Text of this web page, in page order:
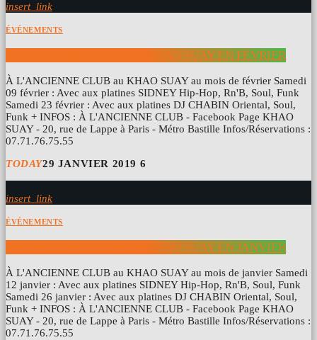
insert_link
ÉVÉNEMENTS
À L’ANCIENNE CLUB AU KHAO SUAY EN FÉVRIER
À L'ANCIENNE CLUB au KHAO SUAY au mois de février Samedi
09 février : Avec aux platines SIDNEY Hip-Hop, Rn'B, Soul, Funk
Samedi 23 février : Avec aux platines DJ CHABIN Oriental, Soul,
Funk + INFOS : À L'ANCIENNE CLUB - Facebook Page KHAO
SUAY - 20, rue de Lappe à Paris - Métro Bastille Infos/Réservations :
07.71.76.75.55
TODAY29 JANVIER 2019 6
insert_link
ÉVÉNEMENTS
À L’ANCIENNE CLUB AU KHAO SUAY EN JANVIER
À L'ANCIENNE CLUB au KHAO SUAY au mois de janvier Samedi
12 janvier : Avec aux platines SIDNEY Hip-Hop, Rn'B, Soul, Funk
Samedi 26 janvier : Avec aux platines DJ CHABIN Oriental, Soul,
Funk + INFOS : À L'ANCIENNE CLUB - Facebook Page KHAO
SUAY - 20, rue de Lappe à Paris - Métro Bastille Infos/Réservations :
07.71.76.75.55